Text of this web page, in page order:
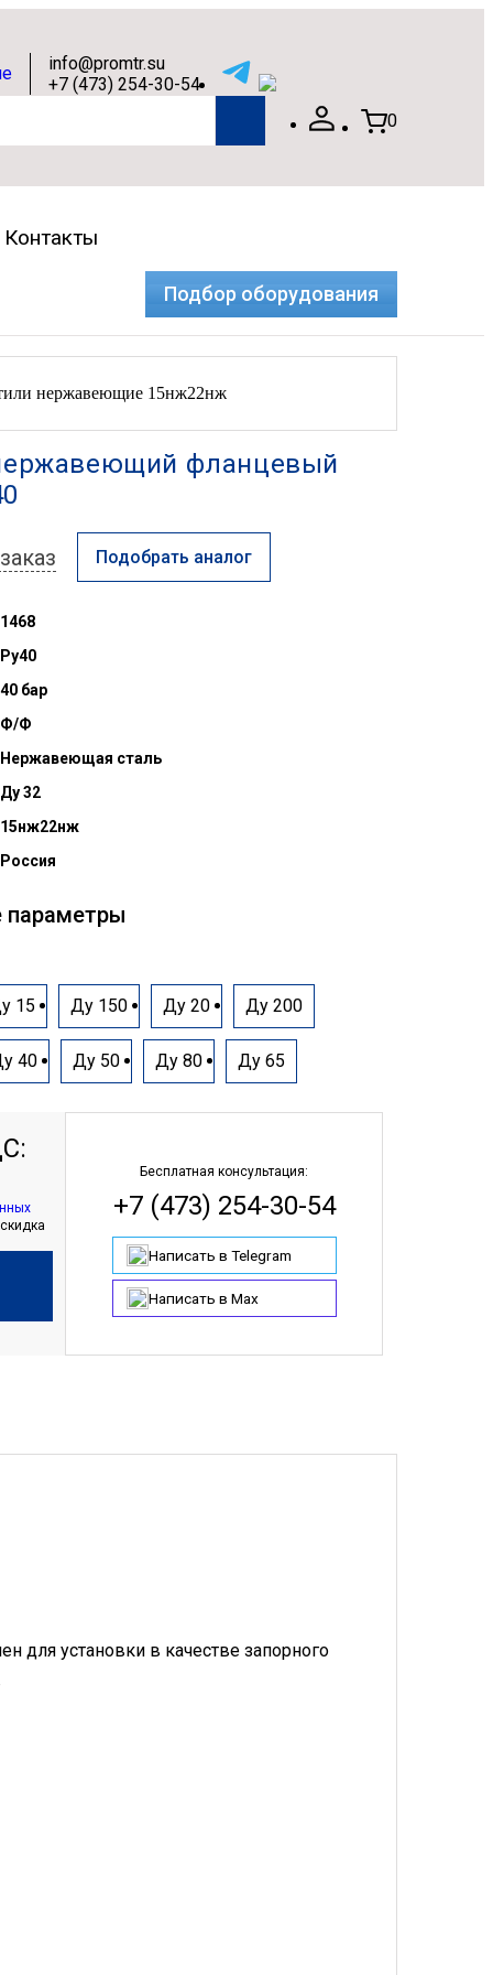
info@promtr.su
+7 (473) 254-30-54
0
Контакты
Подбор оборудования
нержавеющие 15нж22нж
фланцевый
Подобрать аналог
1468
Ру40
40 бар
Ф/Ф
Нержавеющая сталь
Ду 32
15нж22нж
Россия
параметры
15 Ду 150 Ду 20 Ду 200
40 Ду 50 Ду 80 Ду 65
Бесплатная консультация:
+7 (473) 254-30-54
Написать в Telegram
Написать в Max
для установки в качестве запорного